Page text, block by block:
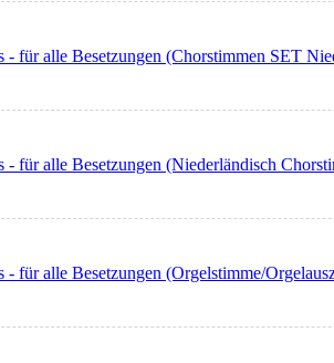
- für alle Besetzungen (Chorstimmen SET
- für alle Besetzungen (Niederländisch
- für alle Besetzungen (Orgelstimme/